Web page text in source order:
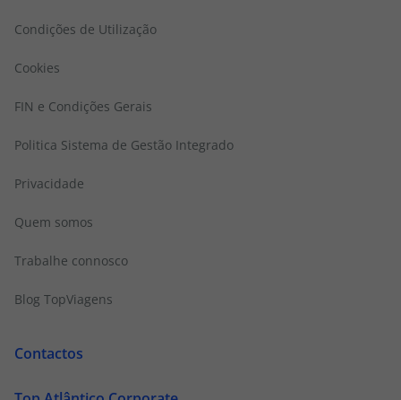
Condições de Utilização
Cookies
FIN e Condições Gerais
Politica Sistema de Gestão Integrado
Privacidade
Quem somos
Trabalhe connosco
Blog TopViagens
Contactos